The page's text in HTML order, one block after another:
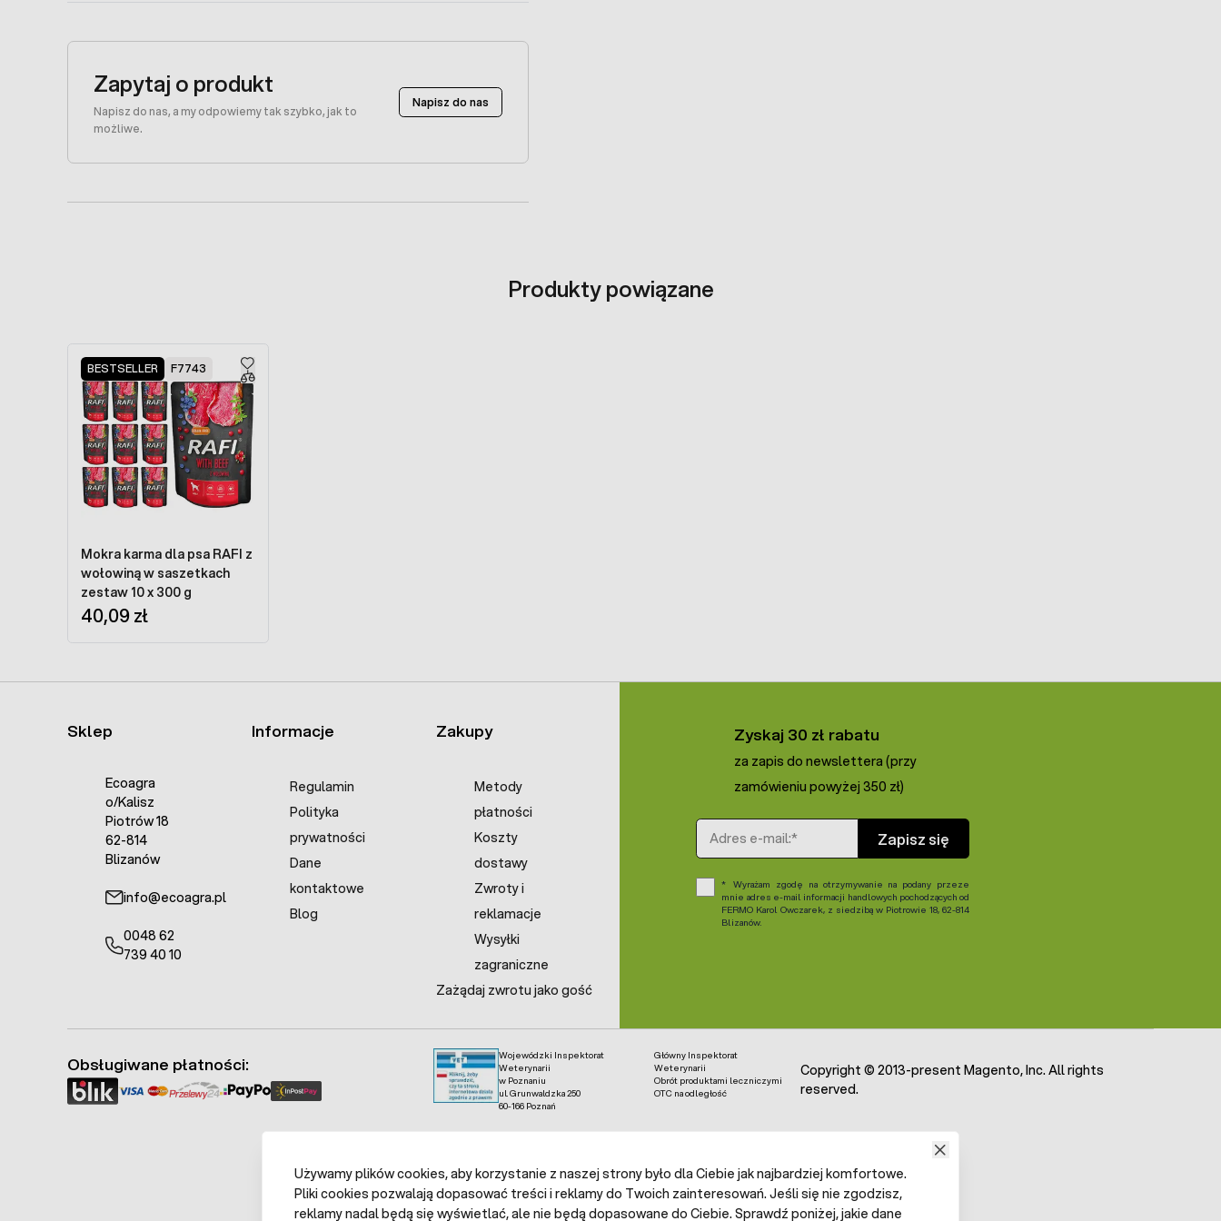
Zapytaj o produkt
Napisz do nas, a my odpowiemy tak szybko, jak to
możliwe.
Napisz do nas
Produkty powiązane
BESTSELLER F7743
Mokra karma dla psa RAFI z
wołowiną w saszetkach
zestaw 10 x 300 g
40,09 zł
Sklep
Ecoagra
o/Kalisz
Piotrów 18
62-814
Blizanów
info@ecoagra.pl
0048 62
739 40 10
Informacje
Regulamin
Polityka
prywatności
Dane
kontaktowe
Blog
Zakupy
Metody
płatności
Koszty
dostawy
Zwroty i
reklamacje
Wysyłki
zagraniczne
Zażądaj zwrotu jako gość
Zyskaj 30 zł rabatu
za zapis do newslettera (przy
zamówieniu powyżej 350 zł)
Adres e-mail
Zapisz się
Wyrażam zgodę na otrzymywanie na podany przeze
mnie adres e-mail informacji handlowych pochodzących od
FERMO Karol Owczarek, z siedzibą w Piotrowie 18, 62-814
Blizanów.
Wojewódzki Inspektorat
Weterynarii
w Poznaniu
ul. Grunwaldzka 250
60-166 Poznań
Główny Inspektorat
Weterynarii
Obrót produktami leczniczymi
OTC na odległość
Obsługiwane płatności:
Copyright © 2013-present Magento, Inc. All rights
reserved.
Używamy plików cookies, aby korzystanie z naszej strony było dla Ciebie jak najbardziej komfortowe.
Pliki cookies pozwalają dopasować treści i reklamy do Twoich zainteresowań. Jeśli się nie zgodzisz,
reklamy nadal będą się wyświetlać, ale nie będą dopasowane do Ciebie. Sprawdź poniżej, jakie dane